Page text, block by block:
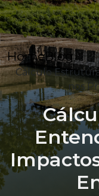
HomeBlog
Cálculo
nos